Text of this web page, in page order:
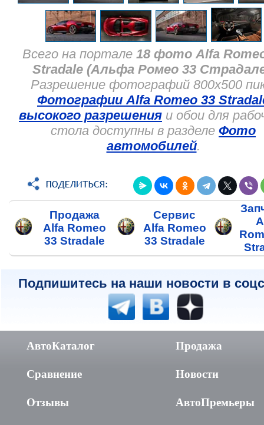
Всего на портале 18 фото Alfa
Stradale (Альфа Ромео 33
Разрешение фотографий 800x500
Фотографии Alfa Romeo 33
высокого разрешения и обои для
стола доступны в разделе Фото
автомобилей.
Продажа
Alfa Romeo
33 Stradale
Сервис
Alfa Romeo
33 Stradale
Подпишитесь на наши новости в
АвтоКаталог
Сравнение
Отзывы
Продажа
Новости
АвтоПремьеры